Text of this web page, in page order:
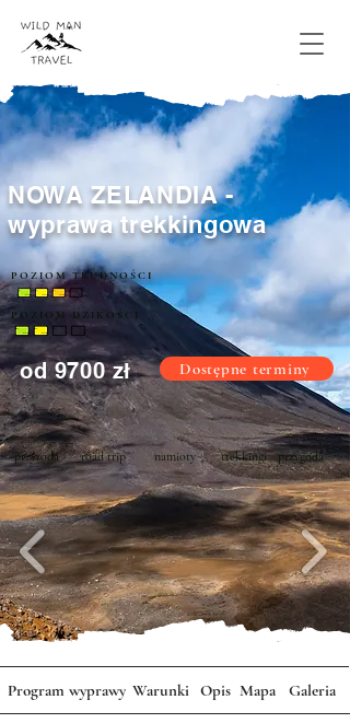
NOWA ZELANDIA -
wyprawa trekkingowa
POZIOM TRUDNOŚCI
POZIOM DZIKOŚCI
od 9700 zł Dostępne terminy
przyroda road trip namioty trekkingi przygoda
Program wyprawy Warunki Opis Mapa Galeria